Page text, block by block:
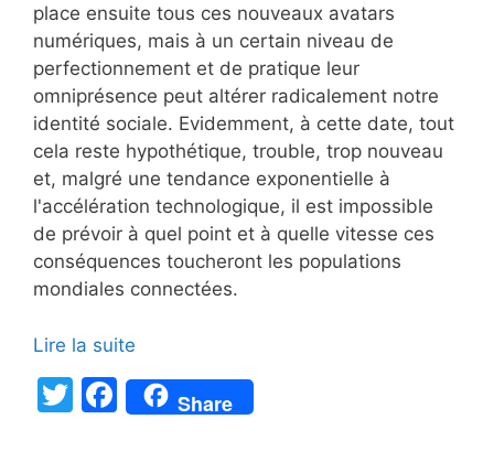
place ensuite tous ces nouveaux avatars
numériques, mais à un certain niveau de
perfectionnement et de pratique leur
omniprésence peut altérer radicalement notre
identité sociale. Evidemment, à cette date, tout
cela reste hypothétique, trouble, trop nouveau
et, malgré une tendance exponentielle à
l'accélération technologique, il est impossible
de prévoir à quel point et à quelle vitesse ces
conséquences toucheront les populations
mondiales connectées.
Lire la suite
T
F
a
Share